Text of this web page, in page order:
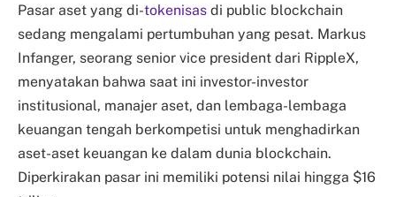
Pasar aset yang di-tokenisas di public blockchain
sedang mengalami pertumbuhan yang pesat. Markus
Infanger, seorang senior vice president dari RippleX,
menyatakan bahwa saat ini investor-investor
institusional, manajer aset, dan lembaga-lembaga
keuangan tengah berkompetisi untuk menghadirkan
aset-aset keuangan ke dalam dunia blockchain.
Diperkirakan pasar ini memiliki potensi nilai hingga $16